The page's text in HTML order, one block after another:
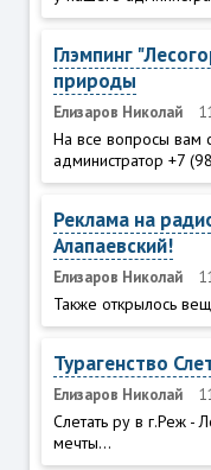
Глэмпинг
природы
Елизаров Николай
На все вопросы вам
администратор +7
Реклама на
Алапаевский!
Елизаров Николай
Также открылось
Турагенство
Елизаров Николай
Слетать ру в г.Реж -
мечты...